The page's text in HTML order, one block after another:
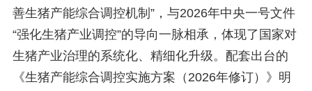
善生猪产能综合调控机制”，与2026年中央一号文件
“强化生猪产业调控”的导向一脉相承，体现了国家对
生猪产业治理的系统化、精细化升级。配套出台的
《生猪产能综合调控实施方案（2026年修订）》明